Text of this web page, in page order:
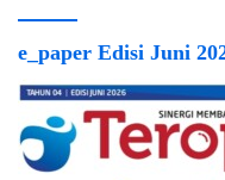
e_paper Edisi Juni